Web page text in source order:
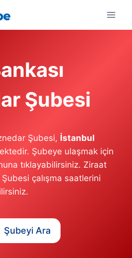
Şubesi
Şubesi, İstanbul
Şubeye ulaşmak için
tıklayabilirsiniz. Ziraat
çalışma saatlerini
Şubeyi Ara